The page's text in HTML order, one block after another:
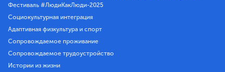
Фестиваль #ЛюдиКакЛюди-2025
Социокультурная интеграция
Адаптивная физкультура и спорт
Сопровождаемое проживание
Сопровождаемое трудоустройство
Истории из жизни